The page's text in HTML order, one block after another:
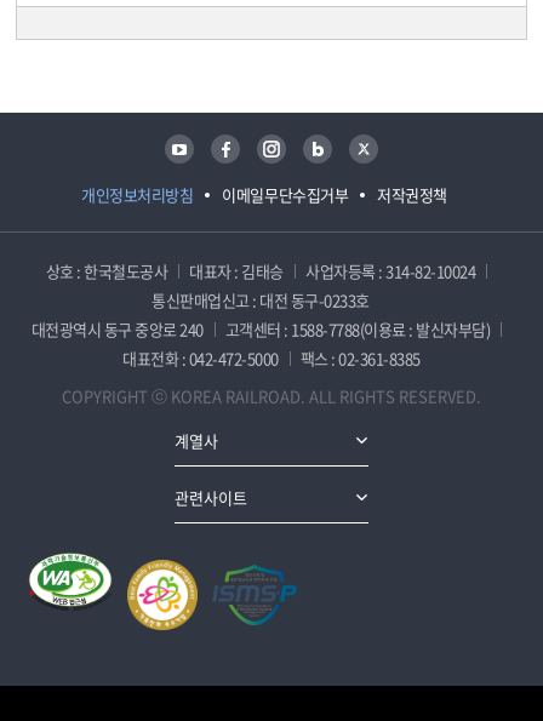
개인정보처리방침 이메일무단수집거부 저작권정책
유튜브 페이스북 인스타그램 블로그 트위터
상호 : 한국철도공사 대표자 : 김태승
사업자등록 : 314-82-10024
통신판매업신고 : 대전 동구-0233호
대전광역시 동구 중앙로 240
고객센터 : 1588-7788(이용료 : 발신자부담)
대표전화 : 042-472-5000
팩스 : 02-361-8385
COPYRIGHT ⓒ KOREA RAILROAD. ALL RIGHTS RESERVED.
계열사
관련사이트